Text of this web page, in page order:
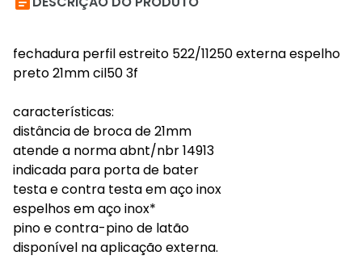
fechadura perfil estreito 522/11250 externa espelho
preto 21mm cil50 3f
características:
distância de broca de 21mm
atende a norma abnt/nbr 14913
indicada para porta de bater
testa e contra testa em aço inox
espelhos em aço inox*
pino e contra-pino de latão
disponível na aplicação externa.